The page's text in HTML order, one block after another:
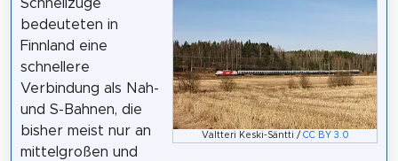
Valtteri Keski-Säntti / CC BY 3.0
Schnellzüge
bedeuteten in
Finnland eine
schnellere
Verbindung als Nah-
und S-Bahnen, die
bisher meist nur an
mittelgroßen und